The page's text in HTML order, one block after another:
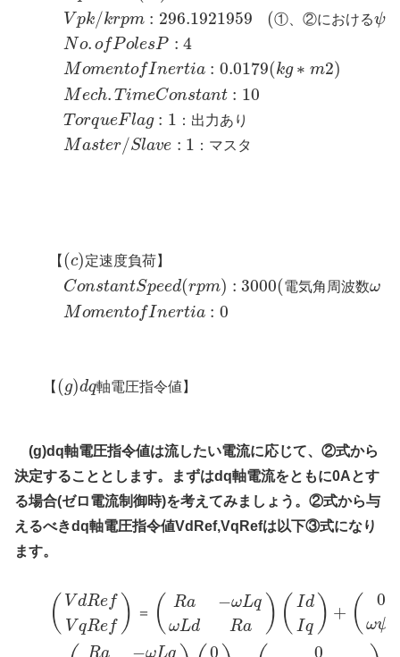
V pk/krpm : 296.1921959 (①、 ②におけるψf
No. ofPolesP : 4
MomentofInertia : 0.0179(kg ∗ m2)
Mech. T imeConstant : 10
T orqueF lag : 1 ： 出力あ り
Master/Slave : 1 ： マス タ
【 (c)定速度負荷】
ConstantSpeed(rpm) : 3000(電気角 周波数ω
MomentofInertia : 0
【 (g)dq軸電圧指令値 】
(g)dq軸電圧指令値は流したい電流に応じて、②式から
決定することとします。まずはdq軸電流をともに0Aとす
る場合(ゼロ電流制御時)を考えてみましょう。②式から与
えるべきdq軸電圧指令値VdRef,VqRefは以下③式になり
ます。
( V dRef
V qRef ) ＝ ( Ra
ωLd
−ωLq
Ra ) ( Id
Iq ) + ( 0
ωψ
Ra −ωLq 0 0